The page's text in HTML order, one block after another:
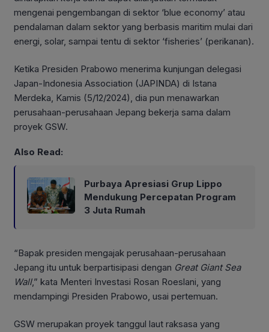
mengenai pengembangan di sektor ‘blue economy’ atau
pendalaman dalam sektor yang berbasis maritim mulai dari
energi, solar, sampai tentu di sektor ‘fisheries’ (perikanan).
Ketika Presiden Prabowo menerima kunjungan delegasi
Japan-Indonesia Association (JAPINDA) di Istana
Merdeka, Kamis (5/12/2024), dia pun menawarkan
perusahaan-perusahaan Jepang bekerja sama dalam
proyek GSW.
Also Read:
Purbaya Apresiasi Grup Lippo
Mendukung Percepatan Program
3 Juta Rumah
“Bapak presiden mengajak perusahaan-perusahaan
Jepang itu untuk berpartisipasi dengan Great Giant Sea
Wall,” kata Menteri Investasi Rosan Roeslani, yang
mendampingi Presiden Prabowo, usai pertemuan.
GSW merupakan proyek tanggul laut raksasa yang